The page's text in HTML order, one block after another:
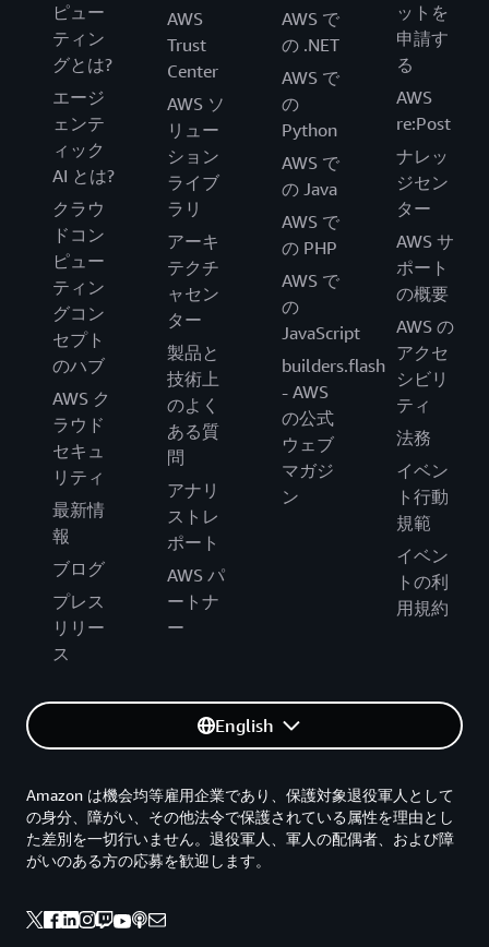
ピュー
ティン
グとは?
エージ
ェンテ
ィック
AI とは?
クラウ
ドコン
ピュー
ティン
グコン
セプト
のハブ
AWS ク
ラウド
セキュ
リティ
最新情
報
ブログ
プレス
リリー
ス
AWS
Trust
Center
AWS ソ
リュー
ション
ライブ
ラリ
アーキ
テクチ
ャセン
ター
製品と
技術上
のよく
ある質
問
アナリ
ストレ
ポート
AWS パ
ートナ
ー
AWS で
の .NET
AWS で
の
Python
AWS で
の Java
AWS で
の PHP
AWS で
の
JavaScript
builders.flash
- AWS
の公式
ウェブ
マガジ
ン
ットを
申請す
る
AWS
re:Post
ナレッ
ジセン
ター
AWS サ
ポート
の概要
AWS の
アクセ
シビリ
ティ
法務
イベン
ト行動
規範
イベン
トの利
用規約
English
Amazon は機会均等雇用企業であり、保護対象退役軍人として
の身分、障がい、その他法令で保護されている属性を理由とし
た差別を一切行いません。退役軍人、軍人の配偶者、および障
がいのある方の応募を歓迎します。